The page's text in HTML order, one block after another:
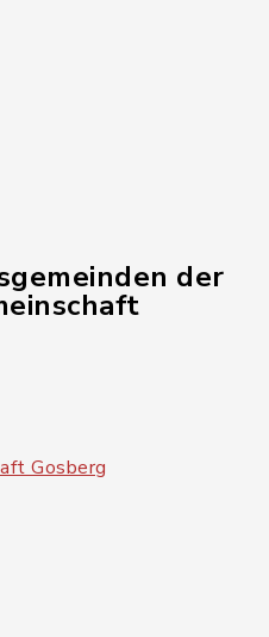
der
Gosberg